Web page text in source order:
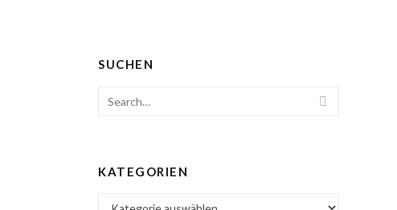
SUCHEN
KATEGORIEN
Kategorien